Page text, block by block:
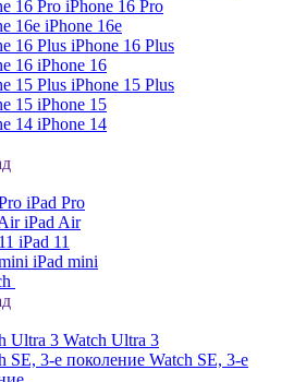
iPhone 16 Pro
iPhone 16e
iPhone 16 Plus
iPhone 16
iPhone 15 Plus
iPhone 15
iPhone 14
iPad Pro
iPad Air
iPad 11
iPad mini
Watch Ultra 3
Watch SE, 3-е